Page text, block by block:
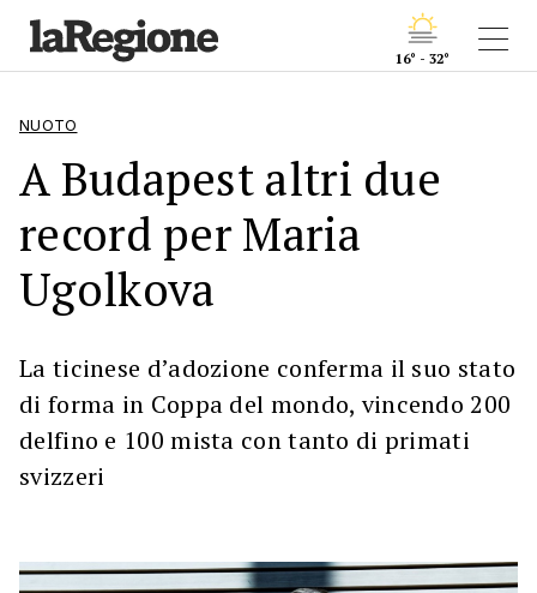
16° - 32°
NUOTO
A Budapest altri due
record per Maria
Ugolkova
La ticinese d’adozione conferma il suo stato
di forma in Coppa del mondo, vincendo 200
delfino e 100 mista con tanto di primati
svizzeri